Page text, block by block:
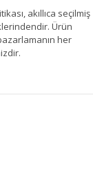
akıllıca seçilmiş
Ürün
her